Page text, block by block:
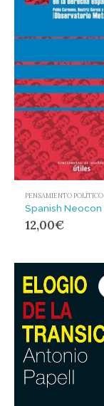
PENSAMIENTO POLÍTICO
12,00€